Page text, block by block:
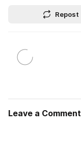
Repost
Leave a Comment